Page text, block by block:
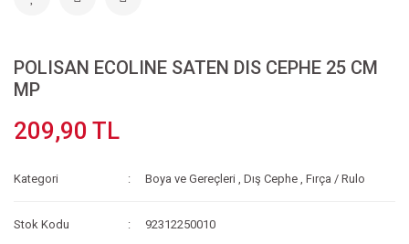
POLISAN ECOLINE SATEN DIS CEPHE 25 CM
MP
209,90 TL
Kategori Boya ve Gereçleri ,Dış Cephe ,Fırça / Rulo
Stok Kodu 92312250010